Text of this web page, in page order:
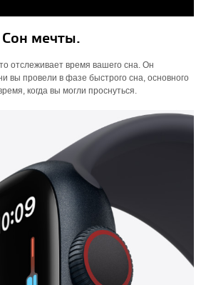
Сон мечты.
отслеживает время вашего сна. Он
вы провели в фазе быстрого сна, основного
когда вы могли проснуться.